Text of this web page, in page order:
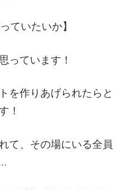
ていたいか】
っています！
を作りあげられたらと
！
て、その場にいる全員